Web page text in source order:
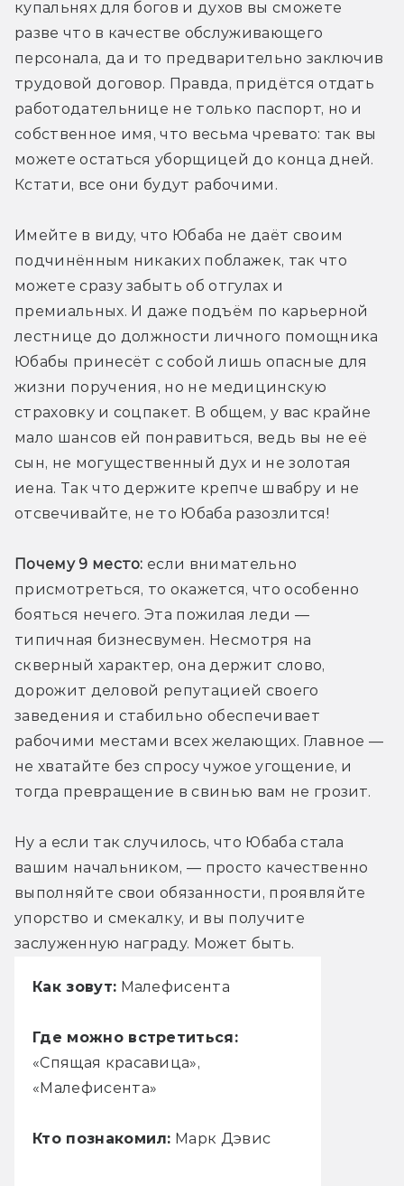
купальнях для богов и духов вы сможете
разве что в качестве обслуживающего
персонала, да и то предварительно заключив
трудовой договор. Правда, придётся отдать
работодательнице не только паспорт, но и
собственное имя, что весьма чревато: так вы
можете остаться уборщицей до конца дней.
Кстати, все они будут рабочими.
Имейте в виду, что Юбаба не даёт своим
подчинённым никаких поблажек, так что
можете сразу забыть об отгулах и
премиальных. И даже подъём по карьерной
лестнице до должности личного помощника
Юбабы принесёт с собой лишь опасные для
жизни поручения, но не медицинскую
страховку и соцпакет. В общем, у вас крайне
мало шансов ей понравиться, ведь вы не её
сын, не могущественный дух и не золотая
иена. Так что держите крепче швабру и не
отсвечивайте, не то Юбаба разозлится!
Почему 9 место: если внимательно
присмотреться, то окажется, что особенно
бояться нечего. Эта пожилая леди —
типичная бизнесвумен. Несмотря на
скверный характер, она держит слово,
дорожит деловой репутацией своего
заведения и стабильно обеспечивает
рабочими местами всех желающих. Главное —
не хватайте без спросу чужое угощение, и
тогда превращение в свинью вам не грозит.
Ну а если так случилось, что Юбаба стала
вашим начальником, — просто качественно
выполняйте свои обязанности, проявляйте
упорство и смекалку, и вы получите
заслуженную награду. Может быть.
Как зовут: Малефисента
Где можно встретиться:
«Спящая красавица»,
«Малефисента»
Кто познакомил: Марк Дэвис